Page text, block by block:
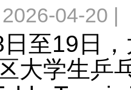
2026-04-20 |
至19日
大学生乒